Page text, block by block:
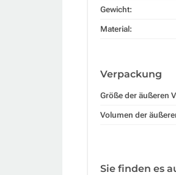
Gewicht:
Material:
Verpackung
Größe der äußeren
Volumen der
Sie finden es